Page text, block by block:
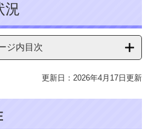
況
ジ内目次
更新日：2026年4月17日更新